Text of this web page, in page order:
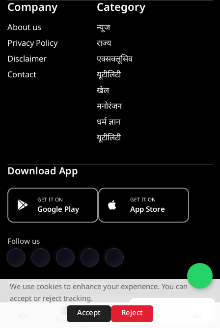
वेब स्टोरीज़
Company
About us
Privacy Policy
Disclaimer
Contact
Category
न्यूज
राज्य
एक्सक्लूसिव
यूटीलिटी
खेल
मनोरंजन
धर्म ज्ञान
यूटीलिटी
Download App
GET IT ON
Google Play
GET IT ON
App Store
Follow us
Stay Informed. Get Notified
Subscribe
We use cookies to enhance your experience. You can
accept or reject tracking.
Accept
Reject